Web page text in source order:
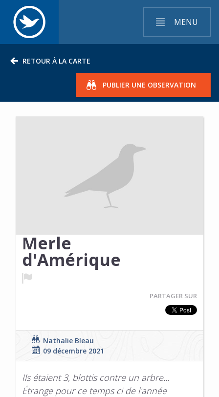
MENU
RETOUR À LA CARTE
PUBLIER UNE OBSERVATION
Merle
d'Amérique
PARTAGER SUR
Nathalie Bleau
09 décembre 2021
Ils étaient 3, blottis contre un arbre...
Étrange pour ce temps ci de l'année